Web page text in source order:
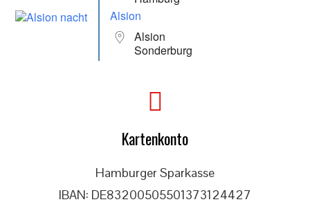
Alsion
Alsion
Sonderburg
Kartenkonto
Hamburger Sparkasse
IBAN: DE83200505501373124427